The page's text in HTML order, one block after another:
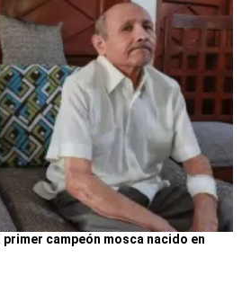
campeón mosca nacido en